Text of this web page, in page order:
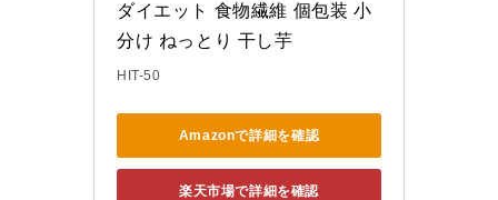
ダイエット 食物繊維 個包装 小
分け ねっとり 干し芋
HIT-50
Amazonで詳細を確認
楽天市場で詳細を確認